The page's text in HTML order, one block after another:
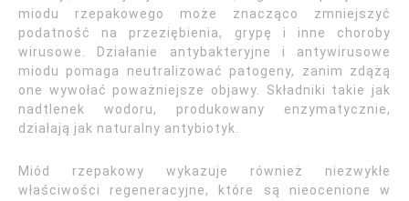
miodu rzepakowego może znacząco zmniejszyć
podatność na przeziębienia, grypę i inne choroby
wirusowe. Działanie antybakteryjne i antywirusowe
miodu pomaga neutralizować patogeny, zanim zdążą
one wywołać poważniejsze objawy. Składniki takie jak
nadtlenek wodoru, produkowany enzymatycznie,
działają jak naturalny antybiotyk.
Miód rzepakowy wykazuje również niezwykłe
właściwości regeneracyjne, które są nieocenione w